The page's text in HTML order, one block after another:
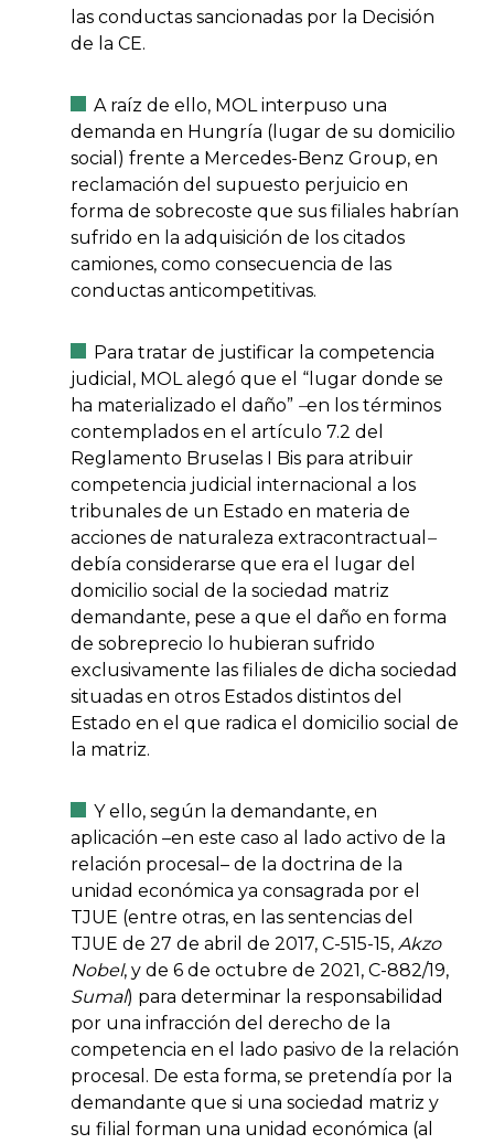
las conductas sancionadas por la Decisión
de la CE.
A raíz de ello, MOL interpuso una
demanda en Hungría (lugar de su domicilio
social) frente a Mercedes-Benz Group, en
reclamación del supuesto perjuicio en
forma de sobrecoste que sus filiales habrían
sufrido en la adquisición de los citados
camiones, como consecuencia de las
conductas anticompetitivas.
Para tratar de justificar la competencia
judicial, MOL alegó que el “lugar donde se
ha materializado el daño” –en los términos
contemplados en el artículo 7.2 del
Reglamento Bruselas I Bis para atribuir
competencia judicial internacional a los
tribunales de un Estado en materia de
acciones de naturaleza extracontractual –
debía considerarse que era el lugar del
domicilio social de la sociedad matriz
demandante, pese a que el daño en forma
de sobreprecio lo hubieran sufrido
exclusivamente las filiales de dicha sociedad
situadas en otros Estados distintos del
Estado en el que radica el domicilio social de
la matriz.
Y ello, según la demandante, en
aplicación –en este caso al lado activo de la
relación procesal– de la doctrina de la
unidad económica ya consagrada por el
TJUE (entre otras, en las sentencias del
TJUE de 27 de abril de 2017, C-515-15, Akzo
Nobel, y de 6 de octubre de 2021, C-882/19,
Sumal) para determinar la responsabilidad
por una infracción del derecho de la
competencia en el lado pasivo de la relación
procesal. De esta forma, se pretendía por la
demandante que si una sociedad matriz y
su filial forman una unidad económica (al